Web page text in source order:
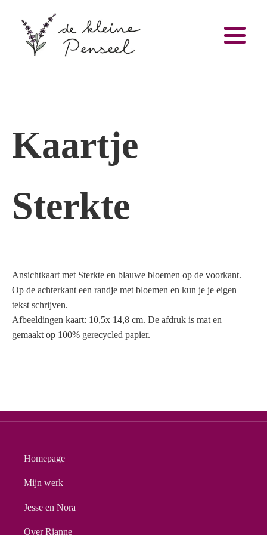
Kaartje
Sterkte
Ansichtkaart met Sterkte en blauwe bloemen op de voorkant.
Op de achterkant een randje met bloemen en kun je je eigen
tekst schrijven.
Afbeeldingen kaart: 10,5x 14,8 cm. De afdruk is mat en
gemaakt op 100% gerecycled papier.
Homepage
Mijn werk
Jesse en Nora
Over Rianne